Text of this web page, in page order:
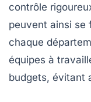
contrôle
peuvent ainsi se
chaque
équipes à
budgets, évitant